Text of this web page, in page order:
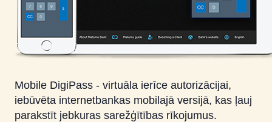
Mobile DigiPass - virtuāla ierīce autorizācijai,
iebūvēta internetbankas mobilajā versijā, kas ļauj
parakstīt jebkuras sarežģītības rīkojumus.